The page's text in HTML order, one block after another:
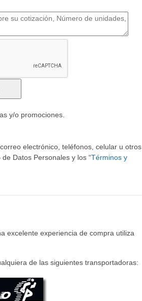
y/o promociones.
electrónico, teléfonos, celular u otros
Datos Personales y los “Términos y
excelente experiencia de compra utiliza
de las siguientes transportadoras: